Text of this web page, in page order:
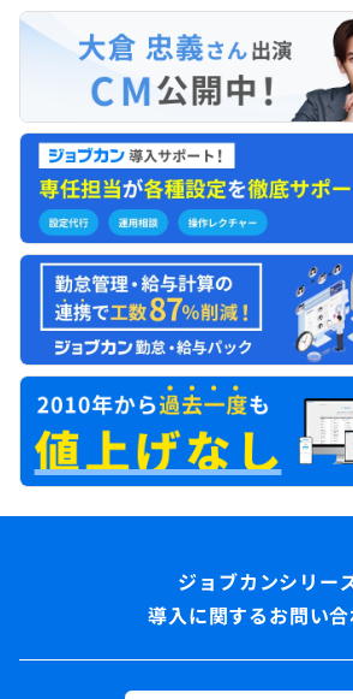
導入に関するお問い